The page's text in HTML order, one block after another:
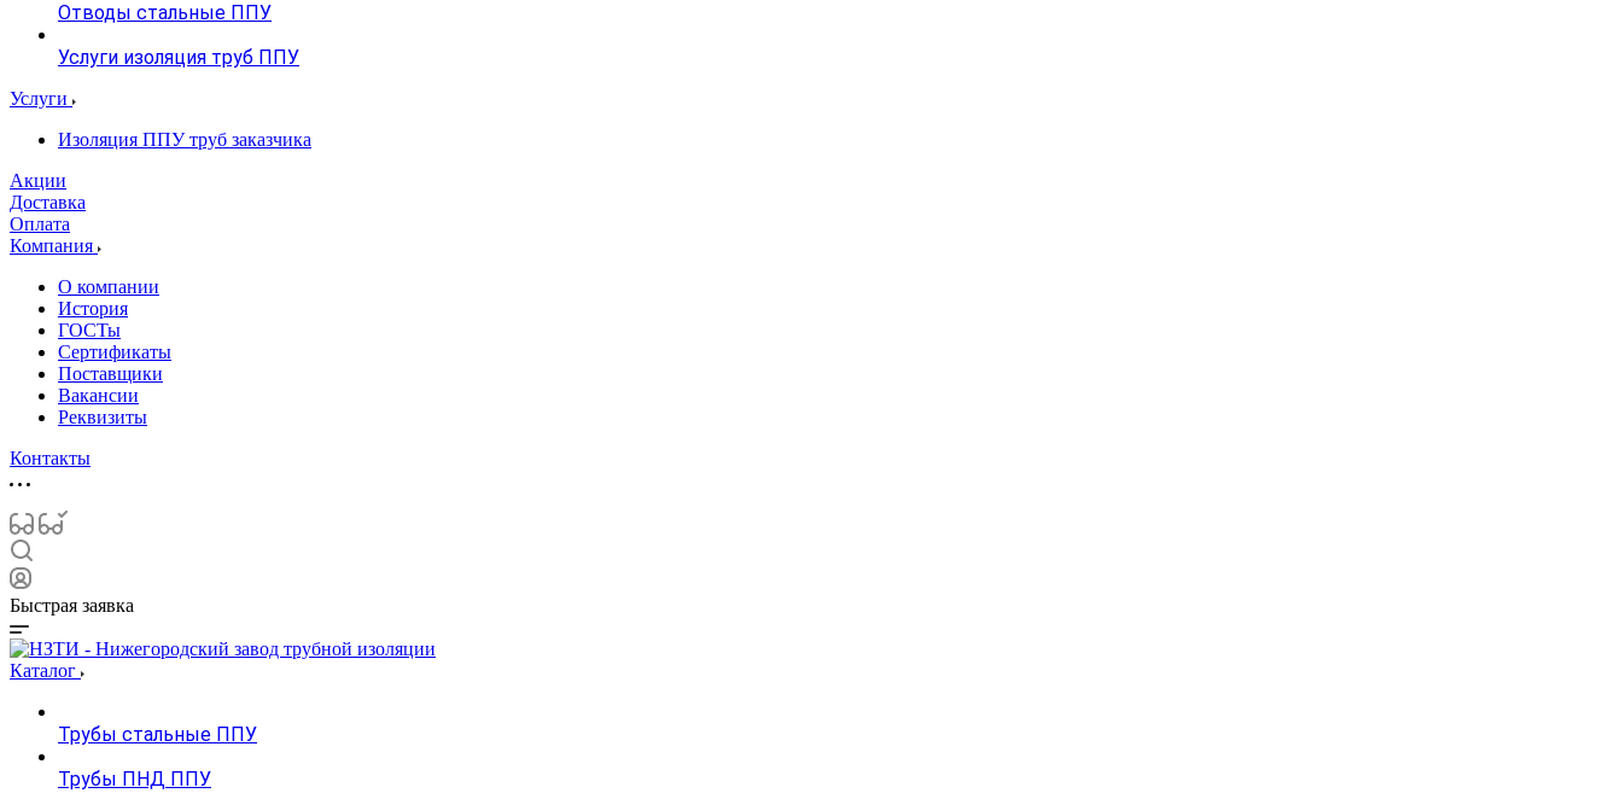
Отводы стальные ППУ
Услуги изоляция труб ППУ
Услуги
Изоляция ППУ труб заказчика
Акции
Доставка
Оплата
Компания
О компании
История
ГОСТы
Сертификаты
Поставщики
Вакансии
Реквизиты
Контакты
Быстрая заявка
Каталог
Трубы стальные ППУ
Трубы ПНД ППУ